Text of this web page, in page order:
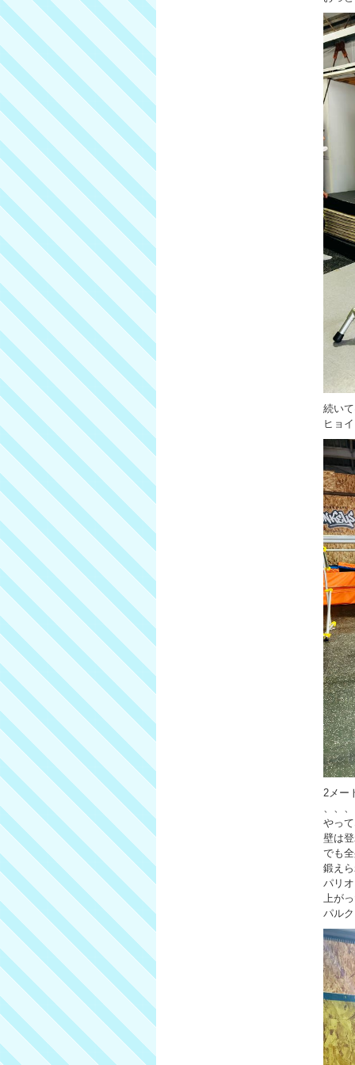
続い
ヒョ
2メー
やっ
壁は
でも
鍛え
パリ
上が
パル